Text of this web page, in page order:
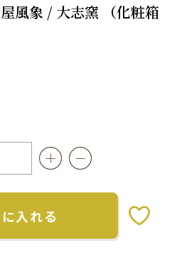
風象 / 大志窯 （化粧箱
入れる